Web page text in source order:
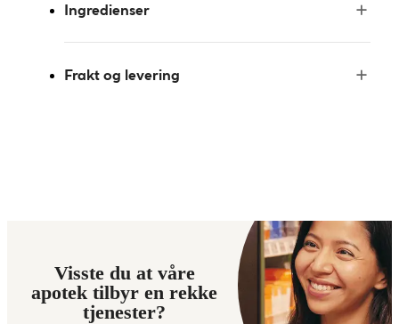
Ingredienser
Frakt og levering
Visste du at våre
apotek tilbyr en rekke
tjenester?